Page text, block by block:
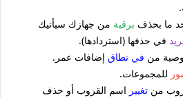
ما بحذف برقية من جهازك سيأتيك
في حذفها (استردادها).
في نطاق إضافات عمر.
للمجموعات.
من تغيير اسم القروب أو حذف